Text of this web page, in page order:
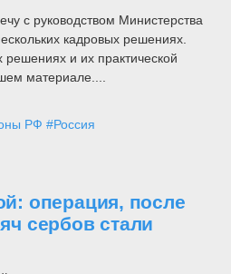
с руководством Министерства
кадровых решениях.
и их практической
материале....
РФ #Россия
операция, после
сербов стали